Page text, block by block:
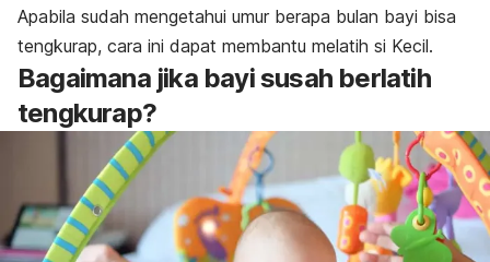
Apabila sudah mengetahui umur berapa bulan bayi bisa
tengkurap, cara ini dapat membantu melatih si Kecil.
Bagaimana jika bayi susah berlatih
tengkurap?